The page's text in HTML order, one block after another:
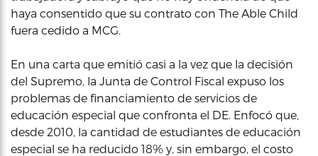
haya consentido que su contrato con The Able Child
fuera cedido a MCG.
En una carta que emitió casi a la vez que la decisión
del Supremo, la Junta de Control Fiscal expuso los
problemas de financiamiento de servicios de
educación especial que confronta el DE. Enfocó que,
desde 2010, la cantidad de estudiantes de educación
especial se ha reducido 18% y, sin embargo, el costo